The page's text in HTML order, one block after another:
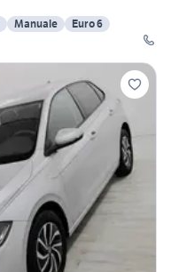
Manuale
Euro 6